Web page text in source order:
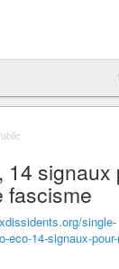
14 signaux
fascisme
single-
eco-14-signaux-